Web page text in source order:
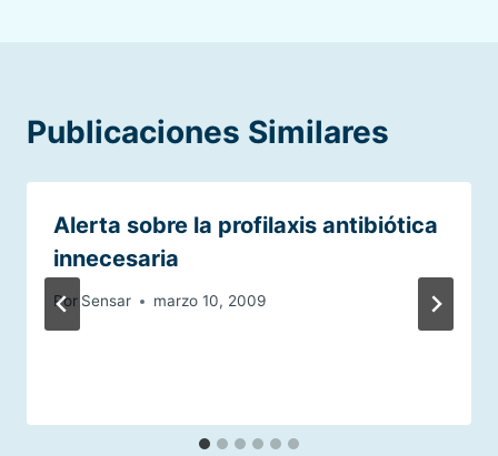
Publicaciones Similares
Alerta sobre la profilaxis antibiótica
innecesaria
Por Sensar marzo 10, 2009